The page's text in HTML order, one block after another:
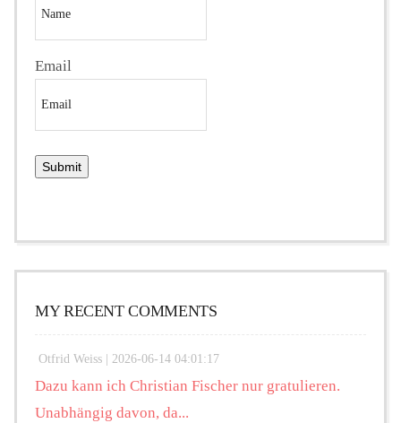
Email
MY RECENT COMMENTS
Otfrid Weiss | 2026-06-14 04:01:17
Dazu kann ich Christian Fischer nur gratulieren.
Unabhängig davon, da...